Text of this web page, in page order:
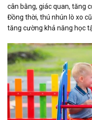
cân bằng, giác quan, tăng
Đồng thời, thú nhún lò xo
tăng cường khả năng học